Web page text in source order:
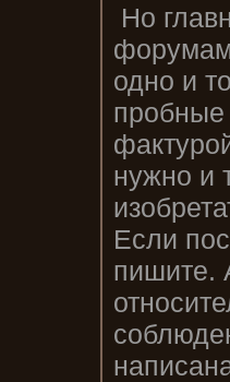
Но
форумам
одно и
пробные
нужно и
Если
пишите.